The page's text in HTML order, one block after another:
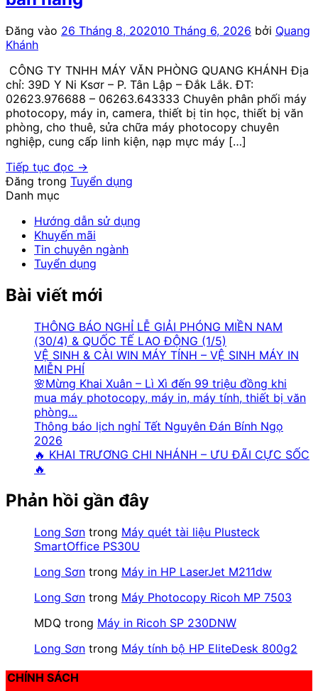
Đăng vào 26 Tháng 8, 202010 Tháng 6, 2026 bởi Quang
Khánh
CÔNG TY TNHH MÁY VĂN PHÒNG QUANG KHÁNH Địa
chỉ: 39D Y Ni Ksơr – P. Tân Lập – Đắk Lắk. ĐT:
02623.976688 – 06263.643333 Chuyên phân phối máy
photocopy, máy in, camera, thiết bị tin học, thiết bị văn
phòng, cho thuê, sửa chữa máy photocopy chuyên
nghiệp, cung cấp linh kiện, nạp mực máy […]
Tiếp tục đọc →
Đăng trong Tuyển dụng
Danh mục
Hướng dẫn sử dụng
Khuyến mãi
Tin chuyên ngành
Tuyển dụng
Bài viết mới
THÔNG BÁO NGHỈ LỄ GIẢI PHÓNG MIỀN NAM
(30/4) & QUỐC TẾ LAO ĐỘNG (1/5)
VỆ SINH & CÀI WIN MÁY TÍNH – VỆ SINH MÁY IN
MIỄN PHÍ
🌸Mừng Khai Xuân – Lì Xì đến 99 triệu đồng khi
mua máy photocopy, máy in, máy tính, thiết bị văn
phòng…
Thông báo lịch nghỉ Tết Nguyên Đán Bính Ngọ
2026
🔥 KHAI TRƯƠNG CHI NHÁNH – ƯU ĐÃI CỰC SỐC
🔥
Phản hồi gần đây
Long Sơn trong Máy quét tài liệu Plusteck
SmartOffice PS30U
Long Sơn trong Máy in HP LaserJet M211dw
Long Sơn trong Máy Photocopy Ricoh MP 7503
MDQ trong Máy in Ricoh SP 230DNW
Long Sơn trong Máy tính bộ HP EliteDesk 800g2
CHÍNH SÁCH